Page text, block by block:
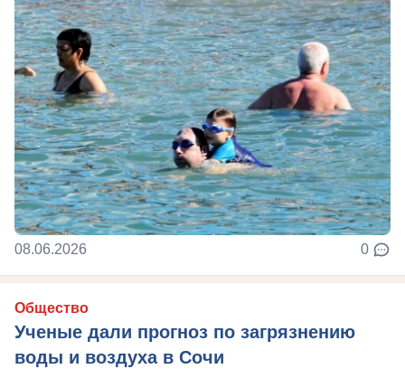
08.06.2026 0
Общество
Ученые дали прогноз по загрязнению
воды и воздуха в Сочи